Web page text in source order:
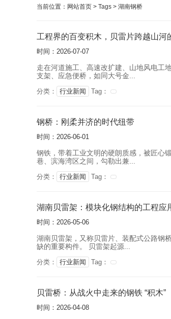
当前位置： 网站首页 > Tags > 湖南钢桥
工程界的百变积木，贝雷片跨越山河
时间：2026-07-07
走在河道施工、高速改扩建、山地风电工
支架、应急便桥，如同大号金...
分类： 行业新闻 Tag：
钢桥：刚柔并济的时代纽带
时间：2026-06-01
钢铁，带着工业文明的硬朗质感，被匠心
巷、滨海湾区之间，勾勒出兼...
分类： 行业新闻 Tag：
湖南贝雷架：模块化钢结构的工程应
时间：2026-05-06
湖南贝雷架，又称贝雷片、装配式公路钢
缺的重要构件。 贝雷架起源...
分类： 行业新闻 Tag：
贝雷桥：从战火中走来的钢铁 “积木”
时间：2026-04-08